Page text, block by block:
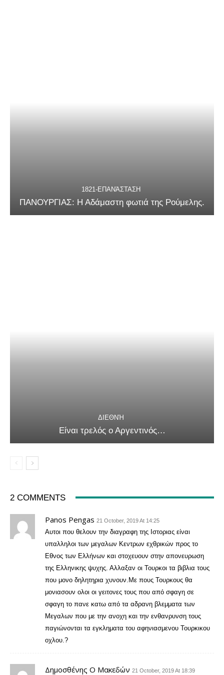
1821-ΕΠΑΝΆΣΤΑΣΗ
ΠΑΝΟΥΡΓΙΑΣ: Η Αδάμαστη φωτιά της Ρούμελης.
ΔΙΕΘΝΉ
Είναι τρελός ο Αργεντινός…
2 COMMENTS
Panos Pengas 21 October, 2019 At 14:25
Αυτοι που θελουν την διαγραφη της Ιστοριας είναι
υπαλληλοι των μεγαλων Κεντρων εχθρικών προς το
Εθνος των Ελλήνων και στοχευουν στην απονευρωση
της Ελληνικης ψυχης. Αλλαξαν οι Τουρκοι τα βιβλια τους
που μονο δηλητηρια χυνουν.Με πους Τουρκους θα
μονιασουν ολοι οι γειτονες τους που από σφαγη σε
σφαγη το πανε κατω από τα αδρανη βλεμματα των
Μεγαλων που με την ανοχη και την ενθανρυνση τους
παγιώνονται τα εγκληματα του αφηνιασμενου Τουρκικου
οχλου.?
Δημοσθένης Ο Μακεδών 21 October, 2019 At 18:39